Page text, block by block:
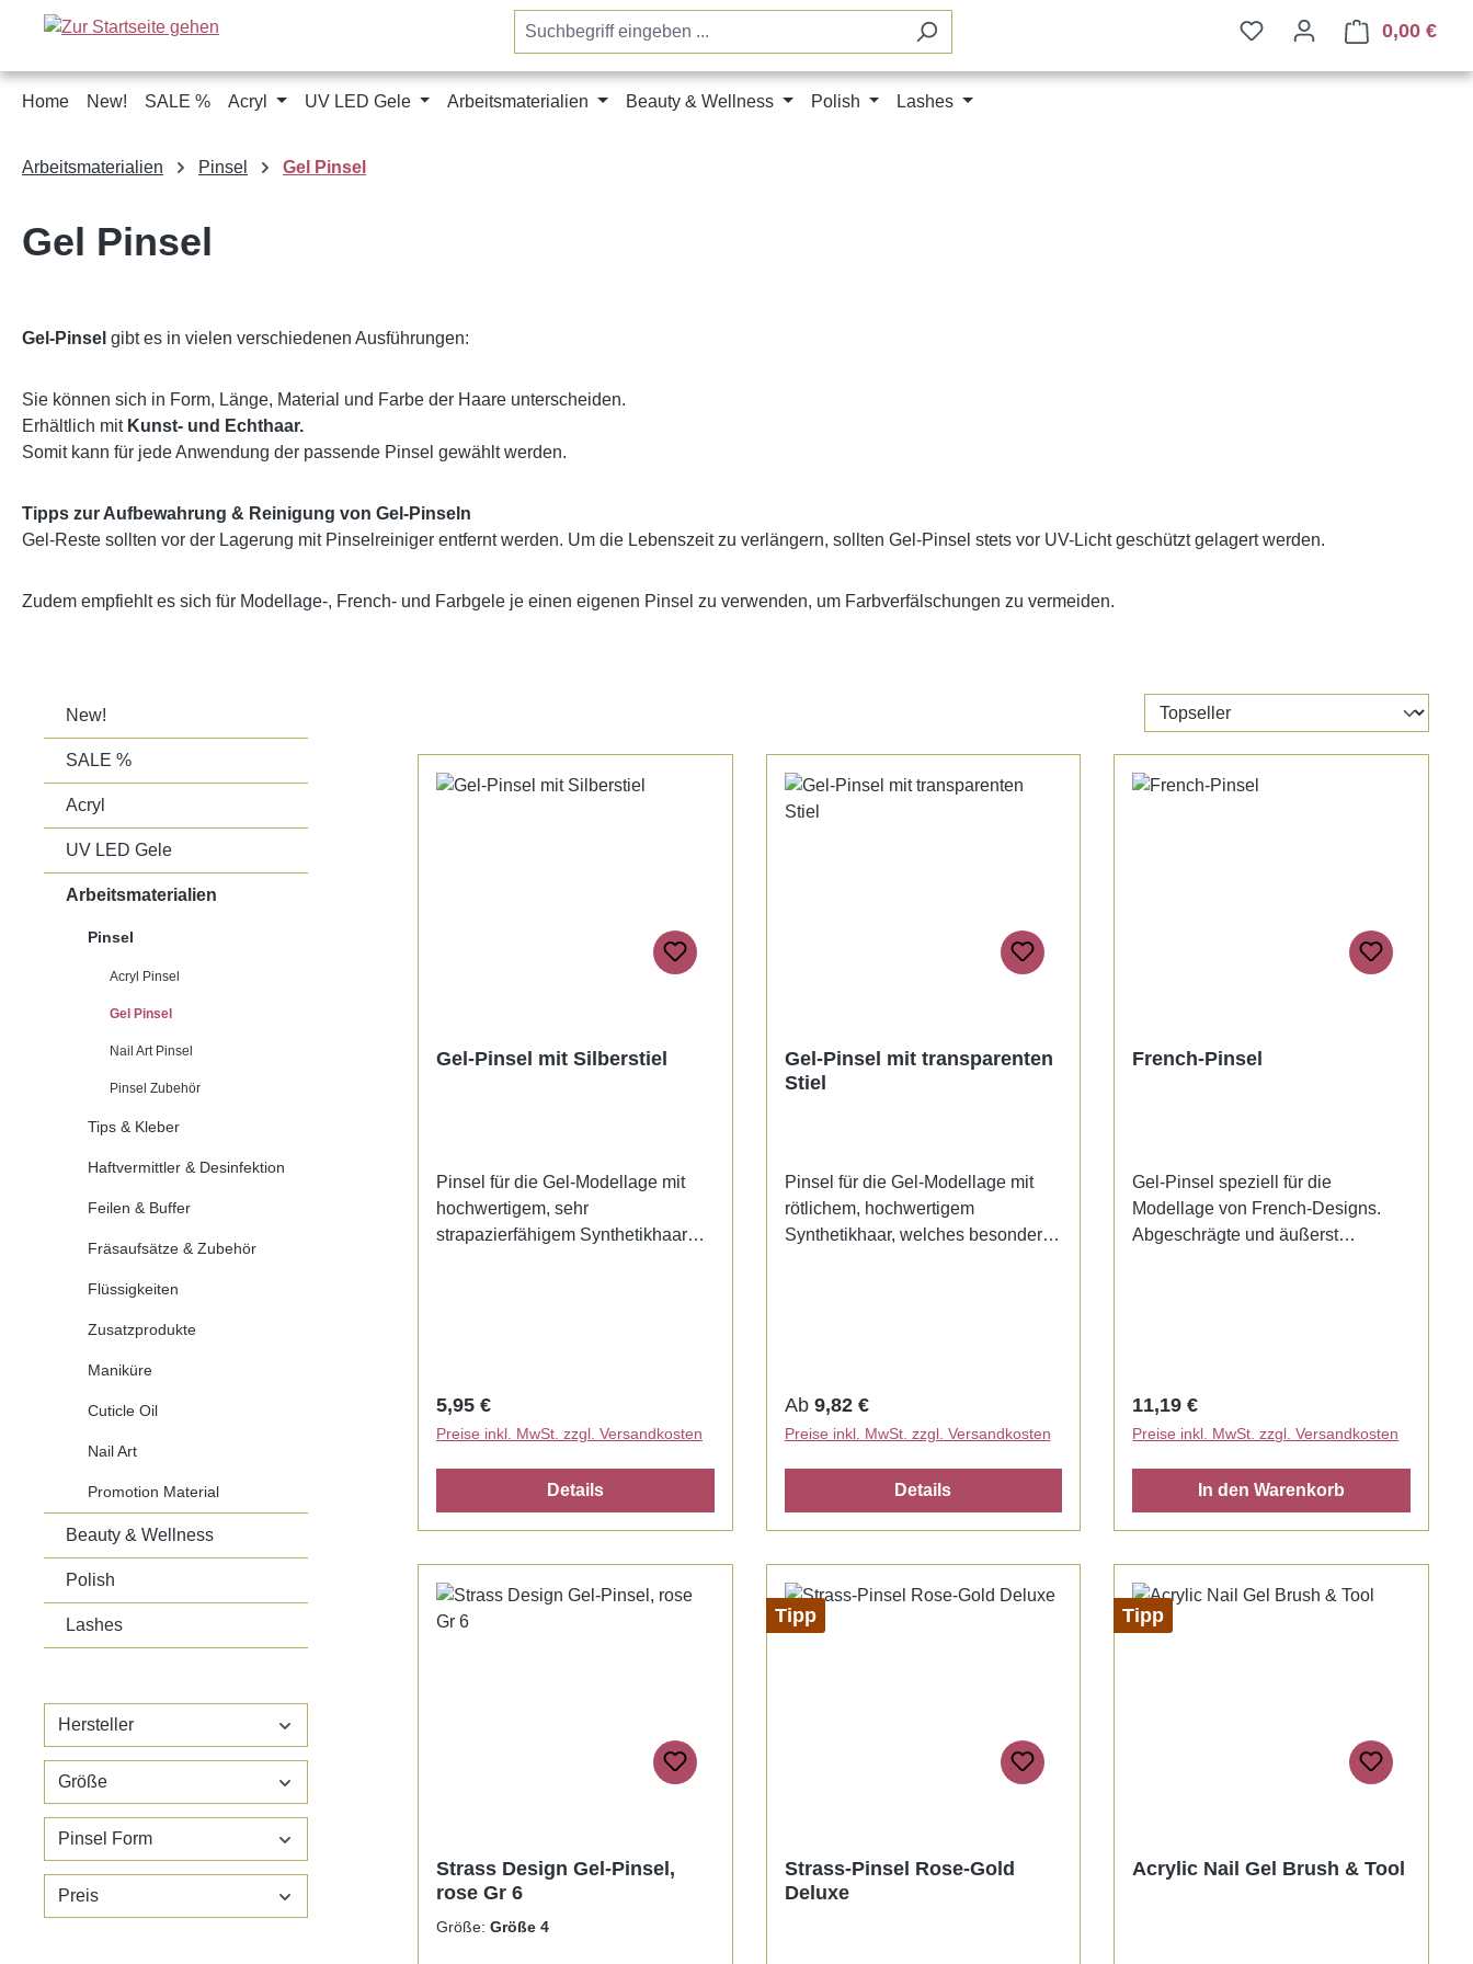
Hauptinhalt springen
Zur Suche springen
Zur Hauptnavigation springen 0,00 €
Home New! SALE % Acryl UV LED Gele Arbeitsmaterialien Beauty & Wellness Polish Lashes
Arbeitsmaterialien Pinsel Gel Pinsel
Gel Pinsel
Gel-Pinsel gibt es in vielen verschiedenen Ausführungen:
Sie können sich in Form, Länge, Material und Farbe der Haare unterscheiden.
Erhältlich mit Kunst- und Echthaar.
Somit kann für jede Anwendung der passende Pinsel gewählt werden.
Tipps zur Aufbewahrung & Reinigung von Gel-Pinseln
Gel-Reste sollten vor der Lagerung mit Pinselreiniger entfernt werden. Um die Lebenszeit zu verlängern, sollten Gel-Pinsel stets vor UV-Licht geschützt gelagert werden.
Zudem empfiehlt es sich für Modellage-, French- und Farbgele je einen eigenen Pinsel zu verwenden, um Farbverfälschungen zu vermeiden.
New!
SALE %
Acryl
UV LED Gele
Arbeitsmaterialien
Pinsel
Acryl Pinsel
Gel Pinsel
Nail Art Pinsel
Pinsel Zubehör
Tips & Kleber
Haftvermittler & Desinfektion
Feilen & Buffer
Fräsaufsätze & Zubehör
Flüssigkeiten
Zusatzprodukte
Maniküre
Cuticle Oil
Nail Art
Promotion Material
Beauty & Wellness
Polish
Lashes
Hersteller
Größe
Pinsel Form
Preis
Gel-Pinsel mit Silberstiel
Pinsel für die Gel-Modellage mit
hochwertigem, sehr
strapazierfähigem Synthetikhaar
Regulärer Preis:
5,95 €
Preise inkl. MwSt. zzgl. Versandkosten
Details
Gel-Pinsel mit transparenten
Stiel
Pinsel für die Gel-Modellage mit
rötlichem, hochwertigem
Synthetikhaar, welches besonders
transparentem Stiel. Erhältlich in
zwei Ausführungen.
Regulärer Preis:
Ab 9,82 €
Preise inkl. MwSt. zzgl. Versandkosten
Details
French-Pinsel
Gel-Pinsel speziell für die
Modellage von French-Designs.
Abgeschrägte und äußerst
von hoher Elastizität. Transparenter
Stiel mit nahtloser Silberzwinge.
Regulärer Preis:
11,19 €
Preise inkl. MwSt. zzgl. Versandkosten
In den Warenkorb
Strass Design Gel-Pinsel,
rose Gr 6
Größe: Größe 4
Tipp
Strass-Pinsel Rose-Gold
Deluxe
Tipp
Acrylic Nail Gel Brush & Tool